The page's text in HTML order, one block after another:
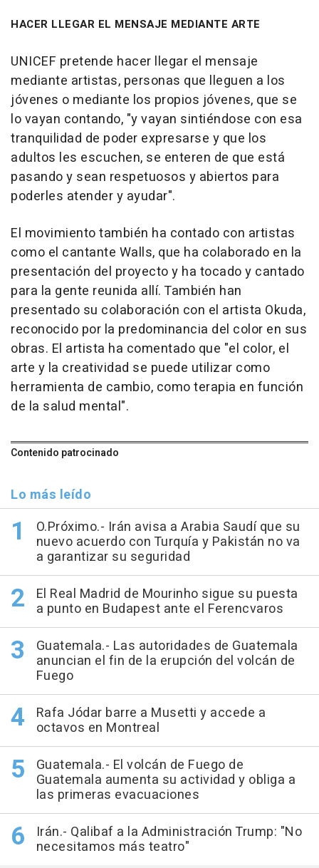
HACER LLEGAR EL MENSAJE MEDIANTE ARTE
UNICEF pretende hacer llegar el mensaje
mediante artistas, personas que lleguen a los
jóvenes o mediante los propios jóvenes, que se
lo vayan contando, "y vayan sintiéndose con esa
tranquilidad de poder expresarse y que los
adultos les escuchen, se enteren de que está
pasando y sean respetuosos y abiertos para
poderles atender y ayudar".
El movimiento también ha contado con artistas
como el cantante Walls, que ha colaborado en la
presentación del proyecto y ha tocado y cantado
para la gente reunida allí. También han
presentado su colaboración con el artista Okuda,
reconocido por la predominancia del color en sus
obras. El artista ha comentado que "el color, el
arte y la creatividad se puede utilizar como
herramienta de cambio, como terapia en función
de la salud mental".
Contenido patrocinado
Lo más leído
O.Próximo.- Irán avisa a Arabia Saudí que su
nuevo acuerdo con Turquía y Pakistán no va
a garantizar su seguridad
El Real Madrid de Mourinho sigue su puesta
a punto en Budapest ante el Ferencvaros
Guatemala.- Las autoridades de Guatemala
anuncian el fin de la erupción del volcán de
Fuego
Rafa Jódar barre a Musetti y accede a
octavos en Montreal
Guatemala.- El volcán de Fuego de
Guatemala aumenta su actividad y obliga a
las primeras evacuaciones
Irán.- Qalibaf a la Administración Trump: "No
necesitamos más teatro"